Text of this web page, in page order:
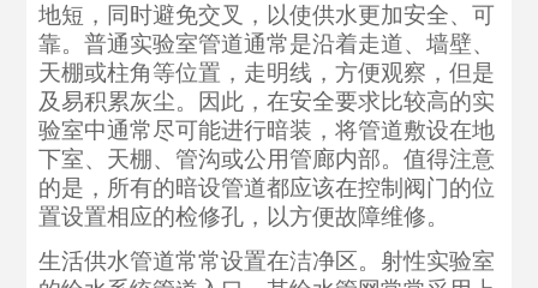
地短，同时避免交叉，以使供水更加安全、可
靠。普通实验室管道通常是沿着走道、墙壁、
天棚或柱角等位置，走明线，方便观察，但是
及易积累灰尘。因此，在安全要求比较高的实
验室中通常尽可能进行暗装，将管道敷设在地
下室、天棚、管沟或公用管廊内部。值得注意
的是，所有的暗设管道都应该在控制阀门的位
置设置相应的检修孔，以方便故障维修。
生活供水管道常常设置在洁净区。射性实验室